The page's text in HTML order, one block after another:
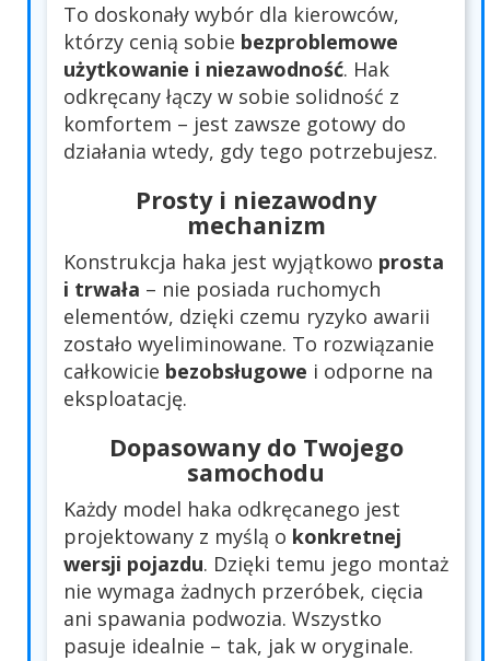
To doskonały wybór dla kierowców,
którzy cenią sobie bezproblemowe
użytkowanie i niezawodność. Hak
odkręcany łączy w sobie solidność z
komfortem – jest zawsze gotowy do
działania wtedy, gdy tego potrzebujesz.
Prosty i niezawodny
mechanizm
Konstrukcja haka jest wyjątkowo prosta
i trwała – nie posiada ruchomych
elementów, dzięki czemu ryzyko awarii
zostało wyeliminowane. To rozwiązanie
całkowicie bezobsługowe i odporne na
eksploatację.
Dopasowany do Twojego
samochodu
Każdy model haka odkręcanego jest
projektowany z myślą o konkretnej
wersji pojazdu. Dzięki temu jego montaż
nie wymaga żadnych przeróbek, cięcia
ani spawania podwozia. Wszystko
pasuje idealnie – tak, jak w oryginale.